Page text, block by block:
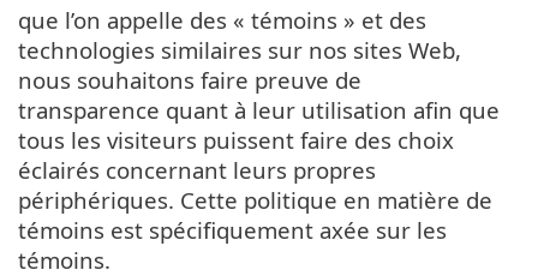
que l’on appelle des « témoins » et des
technologies similaires sur nos sites Web,
nous souhaitons faire preuve de
transparence quant à leur utilisation afin que
tous les visiteurs puissent faire des choix
éclairés concernant leurs propres
périphériques. Cette politique en matière de
témoins est spécifiquement axée sur les
témoins.